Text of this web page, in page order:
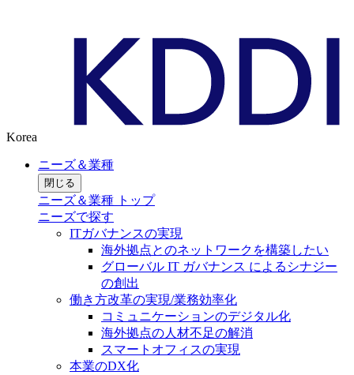
Korea
ニーズ＆業種
閉じる
ニーズ＆業種 トップ
ニーズで探す
ITガバナンスの実現
海外拠点とのネットワークを構築したい
グローバル IT ガバナンス によるシナジー
の創出
働き方改革の実現/業務効率化
コミュニケーションのデジタル化
海外拠点の人材不足の解消
スマートオフィスの実現
本業のDX化